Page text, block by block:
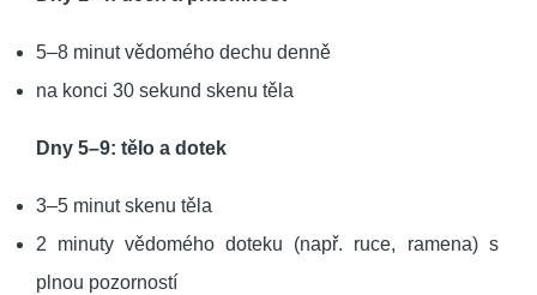
5–8 minut vědomého dechu denně
na konci 30 sekund skenu těla
Dny 5–9: tělo a dotek
3–5 minut skenu těla
2 minuty vědomého doteku (např. ruce, ramena) s
plnou pozorností